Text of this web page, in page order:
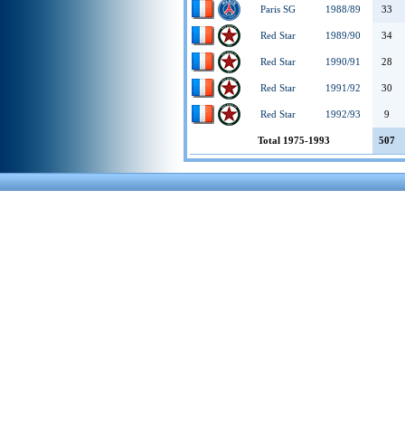
Paris SG 1988/89 33
Red Star 1989/90 34
Red Star 1990/91 28
Red Star 1991/92 30
Red Star 1992/93 9
Total 1975-1993 507